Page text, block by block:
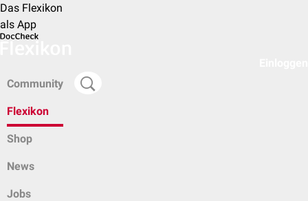
Das Flexikon
als App
Community
Flexikon
Shop
News
Jobs